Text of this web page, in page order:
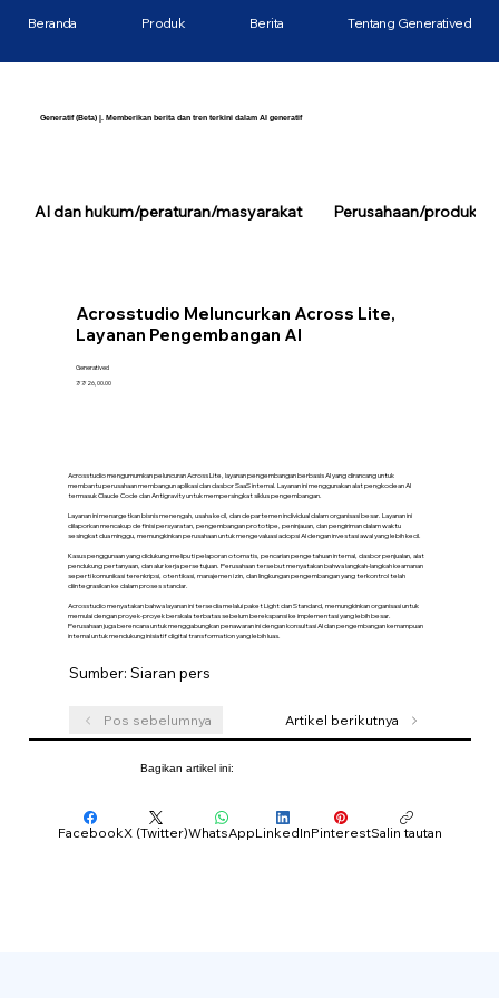
Generatif (Beta) |. Memberikan berita dan tren terkini dalam AI generatif
Acrosstudio Meluncurkan Across Lite,
Layanan Pengembangan AI
Generatived
7/7/26, 00.00
Acrosstudio mengumumkan peluncuran Across Lite, layanan pengembangan berbasis AI yang dirancang untuk
membantu perusahaan membangun aplikasi dan dasbor SaaS internal. Layanan ini menggunakan alat pengkodean AI
termasuk Claude Code dan Antigravity untuk mempersingkat siklus pengembangan.
Layanan ini menargetkan bisnis menengah, usaha kecil, dan departemen individual dalam organisasi besar. Layanan ini
dilaporkan mencakup definisi persyaratan, pengembangan prototipe, peninjauan, dan pengiriman dalam waktu
sesingkat dua minggu, memungkinkan perusahaan untuk mengevaluasi adopsi AI dengan investasi awal yang lebih kecil.
Kasus penggunaan yang didukung meliputi pelaporan otomatis, pencarian pengetahuan internal, dasbor penjualan, alat
pendukung pertanyaan, dan alur kerja persetujuan. Perusahaan tersebut menyatakan bahwa langkah-langkah keamanan
seperti komunikasi terenkripsi, otentikasi, manajemen izin, dan lingkungan pengembangan yang terkontrol telah
diintegrasikan ke dalam proses standar.
Acrosstudio menyatakan bahwa layanan ini tersedia melalui paket Light dan Standard, memungkinkan organisasi untuk
memulai dengan proyek-proyek berskala terbatas sebelum berekspansi ke implementasi yang lebih besar.
Perusahaan juga berencana untuk menggabungkan penawaran ini dengan konsultasi AI dan pengembangan kemampuan
internal untuk mendukung inisiatif digital transformation yang lebih luas.
Sumber: Siaran pers
Pos sebelumnya Artikel berikutnya
Beranda Produk Berita Tentang Generatived
Bagikan artikel ini:
FacebookX (Twitter)WhatsAppLinkedInPinterestSalin tautan
AI dan hukum/peraturan/masyarakat Perusahaan/produk/